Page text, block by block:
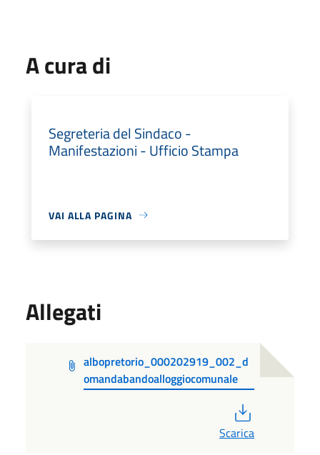
A cura di
Segreteria del Sindaco -
Manifestazioni - Ufficio Stampa
VAI ALLA PAGINA
Allegati
albopretorio_000202919_002_d
omandabandoalloggiocomunale
Scarica